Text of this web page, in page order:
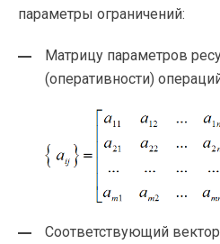
параметры ограничений:
Матрицу параметров
(оперативности)
Соответствующий